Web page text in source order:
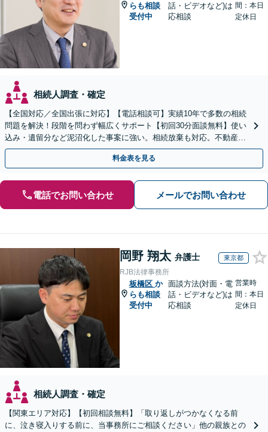
らも相談
受付中
話・ビデオなど)は
応相談
間：本日
定休日
相続人調査・確定
【全国対応／全国出張に対応】【電話相談可】実績10年で多数の相続
問題を解決！段階を問わず幅広くサポート【初回30分面談無料】使い
込み・遺留分など泥沼化した事案に強い。相続放棄も対応。不動産相
続は次世代を見据えたご提案。生前対策もお任せを
料金表を見る
電話でお問い合わせ メールでお問い合わせ
岡野 翔太 弁護士 東京都
RJB法律事務所
板橋区 か
らも相談
受付中
面談方法(対面・電
話・ビデオなど)は
応相談
営業時
間：本日
定休日
相続人調査・確定
【関東エリア対応】【初回相談無料】「取り返しがつかなくなる前
に、泣き寝入りする前に、当事務所にご相談ください」他の親族との